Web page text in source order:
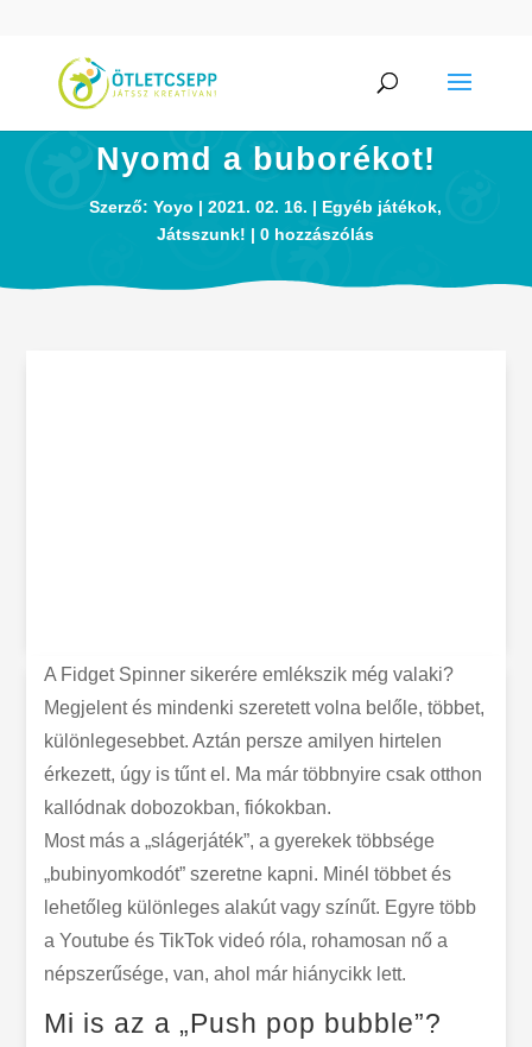
Nyomd a buborékot!
Szerző:Yoyo 2021. 02. 16. Egyéb játékok,
Játsszunk!
0 hozzászólás
A Fidget Spinner sikerére emlékszik még valaki?
Megjelent és mindenki szeretett volna belőle, többet,
különlegesebbet. Aztán persze amilyen hirtelen
érkezett, úgy is tűnt el. Ma már többnyire csak otthon
kallódnak dobozokban, fiókokban.
Most más a „slágerjáték”, a gyerekek többsége
„bubinyomkodót” szeretne kapni. Minél többet és
lehetőleg különleges alakút vagy színűt. Egyre több
a Youtube és TikTok videó róla, rohamosan nő a
népszerűsége, van, ahol már hiánycikk lett.
Mi is az a „Push pop bubble”?